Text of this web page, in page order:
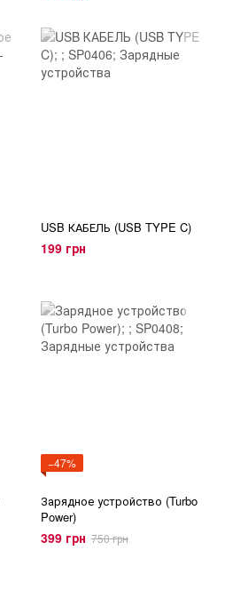
USB КАБЕЛЬ (USB TYPE C)
199 грн
−47%
Зарядное устройство (Turbo
Power)
399 грн 750 грн